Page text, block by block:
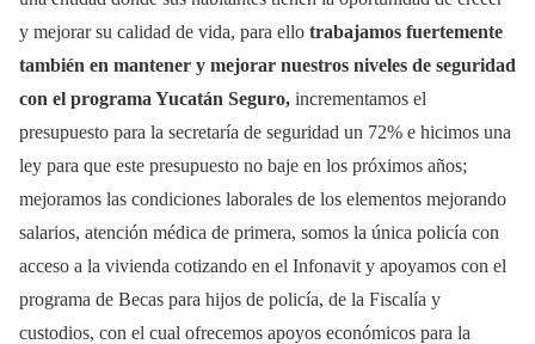
y mejorar su calidad de vida, para ello trabajamos fuertemente
también en mantener y mejorar nuestros niveles de seguridad
con el programa Yucatán Seguro, incrementamos el
presupuesto para la secretaría de seguridad un 72% e hicimos una
ley para que este presupuesto no baje en los próximos años;
mejoramos las condiciones laborales de los elementos mejorando
salarios, atención médica de primera, somos la única policía con
acceso a la vivienda cotizando en el Infonavit y apoyamos con el
programa de Becas para hijos de policía, de la Fiscalía y
custodios, con el cual ofrecemos apoyos económicos para la